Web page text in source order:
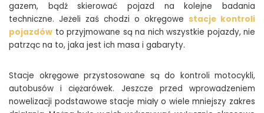
gazem, bądź skierować pojazd na kolejne badania
techniczne. Jeżeli zaś chodzi o okręgowe stacje kontroli
pojazdów to przyjmowane są na nich wszystkie pojazdy, nie
patrząc na to, jaka jest ich masa i gabaryty.
Stacje okręgowe przystosowane są do kontroli motocykli,
autobusów i ciężarówek. Jeszcze przed wprowadzeniem
nowelizacji podstawowe stacje miały o wiele mniejszy zakres